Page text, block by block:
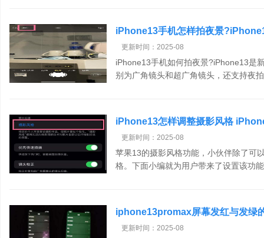
iPhone13手机怎样拍夜景
更新时间：2025-08
iPhone13手机如何拍夜景?iPhone13是
别为广角镜头和超广角镜头，还支持夜
iPhone13怎样调整摄影风格
更新时间：2025-08
苹果13的摄影风格功能，小伙伴除了可
格。下面小编就为用户带来了设置该功
iphone13promax屏幕发红与发绿
更新时间：2025-08